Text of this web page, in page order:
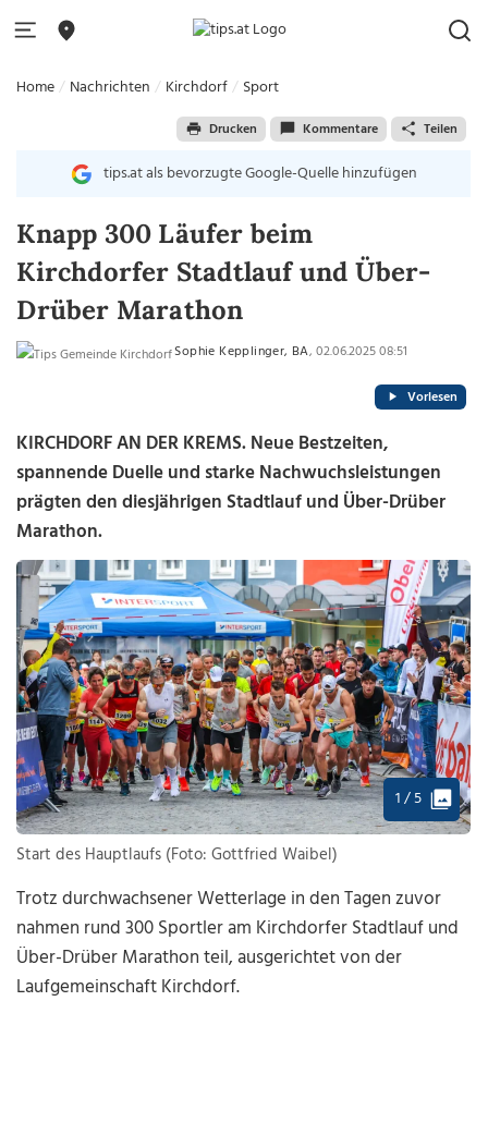
Home Nachrichten Kirchdorf Sport
Drucken Kommentare Teilen
tips.at als bevorzugte Google-Quelle hinzufügen
Knapp 300 Läufer beim
Kirchdorfer Stadtlauf und Über-
Drüber Marathon
Sophie Kepplinger, BA, 02.06.2025 08:51
Vorlesen
KIRCHDORF AN DER KREMS. Neue Bestzeiten,
spannende Duelle und starke Nachwuchsleistungen
prägten den diesjährigen Stadtlauf und Über-Drüber
Marathon.
1 / 5
Start des Hauptlaufs (Foto: Gottfried Waibel)
Trotz durchwachsener Wetterlage in den Tagen zuvor
nahmen rund 300 Sportler am Kirchdorfer Stadtlauf und
Über-Drüber Marathon teil, ausgerichtet von der
Laufgemeinschaft Kirchdorf.